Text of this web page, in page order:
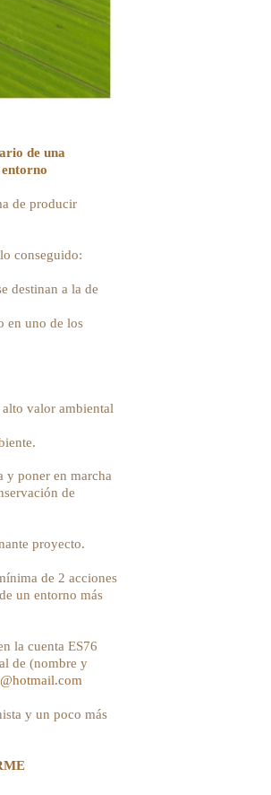
de una
de producir
conseguido:
destinan a la de
en uno de los
valor ambiental
y poner en marcha
de
proyecto.
de 2 acciones
un entorno más
la cuenta ES76
de (nombre y
y un poco más